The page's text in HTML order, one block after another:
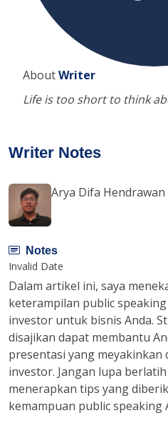
AboutWriter
Life is too short to think
Writer Notes
Arya Difa Hendrawan
Notes
Invalid Date
Dalam artikel ini, saya
keterampilan public
investor untuk bisnis Anda.
disajikan dapat membantu
presentasi yang meyakinkan
investor. Jangan lupa
menerapkan tips yang
kemampuan public speaking